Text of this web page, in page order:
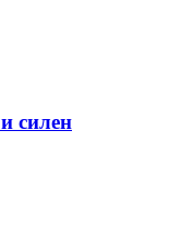
силен